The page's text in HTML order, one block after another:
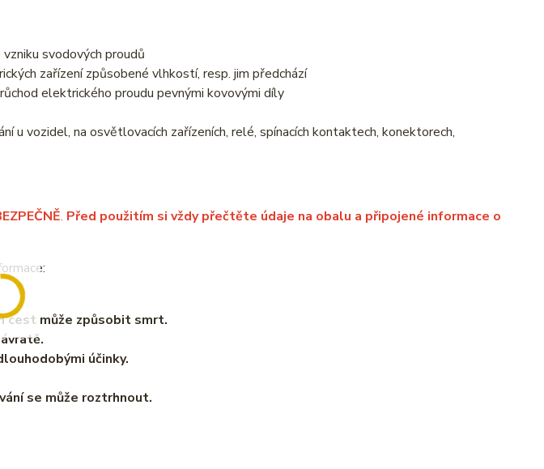
svodových proudů
zařízení způsobené vlhkostí, resp. jim předchází
elektrického proudu pevnými kovovými díly
u vozidel, na osvětlovacích zařízeních, relé, spínacích kontaktech, konektorech,
. Před použitím si vždy přečtěte údaje na obalu a připojené informace o
cest může způsobit smrt.
účinky.
se může roztrhnout.